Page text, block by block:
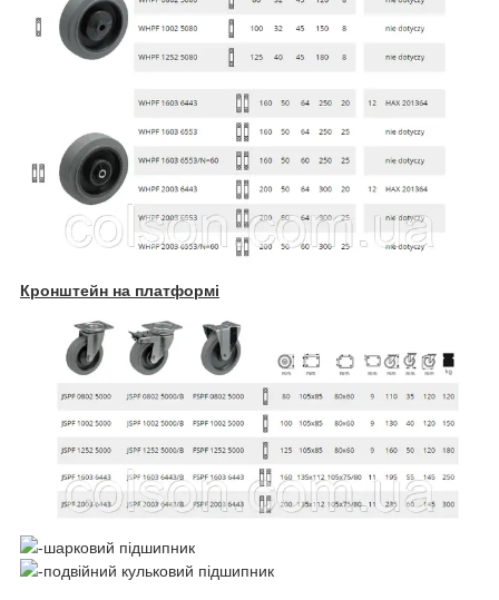
Кронштейн на платформі
-шарковий підшипник
-подвійний кульковий підшипник